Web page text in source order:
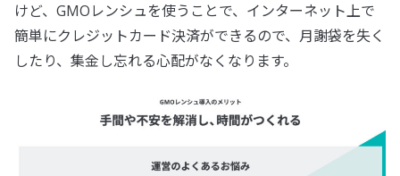
けど、GMOレンシュを使うことで、インターネット上で
簡単にクレジットカード決済ができるので、月謝袋を失く
したり、集金し忘れる心配がなくなります。